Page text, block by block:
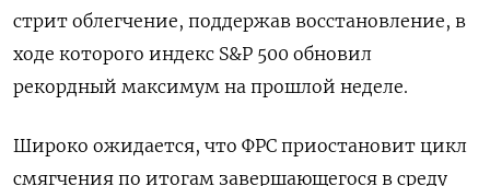
стрит облегчение, поддержав восстановление, в
ходе которого индекс S&P 500 обновил
рекордный максимум на прошлой неделе.
Широко ожидается, что ФРС приостановит цикл
смягчения по итогам завершающегося в среду